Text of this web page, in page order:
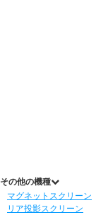
その他の機種
マグネットスクリーン
リア投影スクリーン